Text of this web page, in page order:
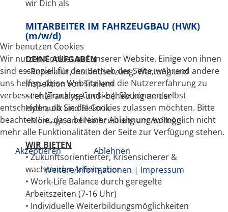
wir Dich als
MITARBEITER IM FAHRZEUGBAU (HWK)
(m/w/d)
DEINE AUFGABEN
• Reparatur, Instandsetzung, Wartung und
Inspektion von Trailern
• Fehleranalyse und -behebung an der
Hydraulik und Elektrik
• Montage und Nachrüstung am Auflieger
WIR BIETEN
• Zukunftsorientierter, Krisensicherer &
wachsender Arbeitgeber
• Work-Life Balance durch geregelte
Arbeitszeiten (7-16 Uhr)
• Individuelle Weiterbildungsmöglichkeiten
Wir benutzen Cookies
Wir nutzen Cookies auf unserer Website. Einige von ihnen
sind essenziell für den Betrieb der Seite, während andere
uns helfen, diese Website und die Nutzererfahrung zu
verbessern (Tracking Cookies). Sie können selbst
entscheiden, ob Sie die Cookies zulassen möchten. Bitte
beachten Sie, dass bei einer Ablehnung womöglich nicht
mehr alle Funktionalitäten der Seite zur Verfügung stehen.
Akzeptieren
Ablehnen
Weitere Informationen | Impressum